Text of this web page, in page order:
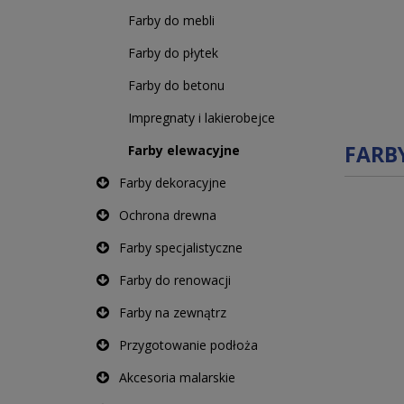
Farby do mebli
Farby do płytek
Farby do betonu
Impregnaty i lakierobejce
Farby elewacyjne
Farby dekoracyjne
Ochrona drewna
Farby specjalistyczne
Farby do renowacji
Farby na zewnątrz
Przygotowanie podłoża
Akcesoria malarskie